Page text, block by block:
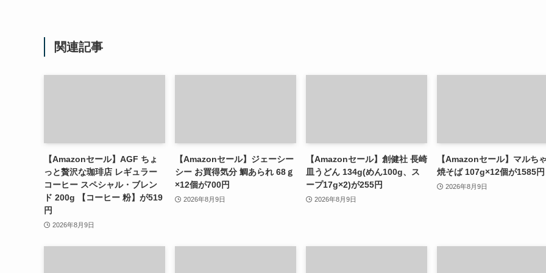
関連記事
【Amazonセール】AGF ちょ
っと贅沢な珈琲店 レギュラー
コーヒー スペシャル・ブレン
ド 200g 【コーヒー 粉】が519
円
2026年8月9日
【Amazonセール】ジェーシー
シー お買得気分 鯛あられ 68ｇ
×12個が700円
2026年8月9日
【Amazonセール】創健社 長崎
皿うどん 134g(めん100g、ス
ープ17g×2)が255円
2026年8月9日
【Amazonセール】マルち
焼そば 107g×12個が1585円
2026年8月9日